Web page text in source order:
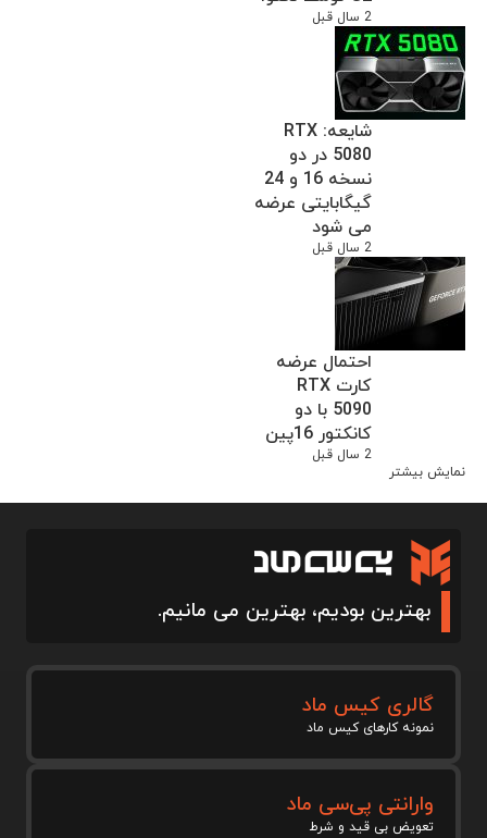
2 سال قبل
شایعه: RTX
5080 در دو
نسخه 16 و 24
گیگابایتی عرضه
می شود
2 سال قبل
احتمال عرضه
کارت RTX
5090 با دو
کانکتور 16پین
2 سال قبل
نمایش بیشتر
بهترین بودیم، بهترین می مانیم.
گالری کیس ماد
نمونه کارهای کیس ماد
وارانتی پی‌سی ماد
تعویض بی قید و شرط